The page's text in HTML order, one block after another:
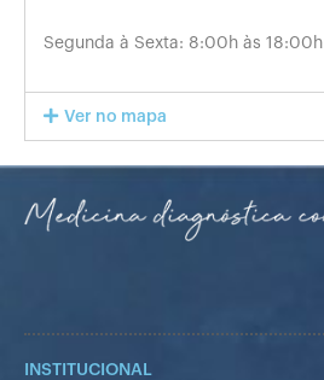
Segunda à Sexta: 8:00h às 18:00h
Ver no mapa
INSTITUCIONAL